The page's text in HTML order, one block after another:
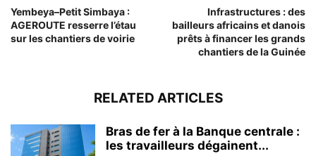
Yembeya–Petit Simbaya :
AGEROUTE resserre l’étau
sur les chantiers de voirie
Infrastructures : des
bailleurs africains et danois
prêts à financer les grands
chantiers de la Guinée
RELATED ARTICLES
Bras de fer à la Banque centrale :
les travailleurs dégainent...